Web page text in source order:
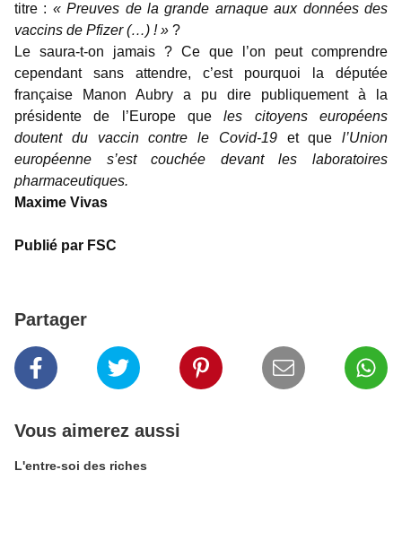
titre : « Preuves de la grande arnaque aux données des
vaccins de Pfizer (…) ! » ?
Le saura-t-on jamais ? Ce que l’on peut comprendre
cependant sans attendre, c’est pourquoi la députée
française Manon Aubry a pu dire publiquement à la
présidente de l’Europe queles citoyens européens
doutent du vaccin contre le Covid-19 et que l’Union
européenne s’est couchée devant les laboratoires
pharmaceutiques.
Maxime Vivas
Publié par FSC
Partager
Vous aimerez aussi
L'entre-soi des riches